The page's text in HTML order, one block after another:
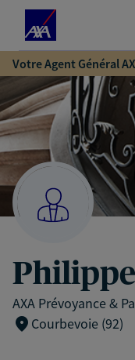
Votre Agent Général
AXA Prévoyance &
Courbevoie (92)